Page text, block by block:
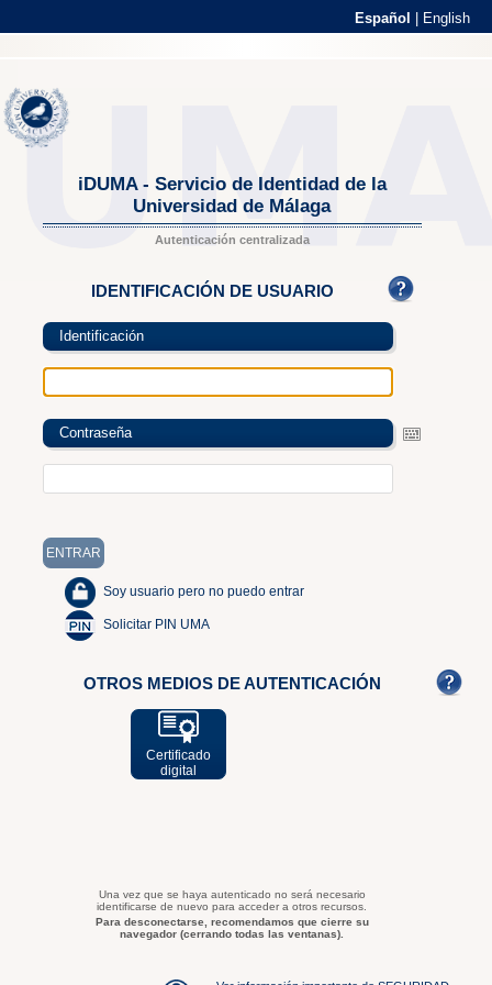
Español English
iDUMA - Servicio de Identidad de la
Universidad de Málaga
Autenticación centralizada
IDENTIFICACIÓN DE USUARIO
Identificación
Contraseña
Soy usuario pero no puedo entrar
Solicitar PIN UMA
OTROS MEDIOS DE AUTENTICACIÓN
Certificado
digital
Una vez que se haya autenticado no será necesario
identificarse de nuevo para acceder a otros recursos.
Para desconectarse, recomendamos que cierre su
navegador (cerrando todas las ventanas).